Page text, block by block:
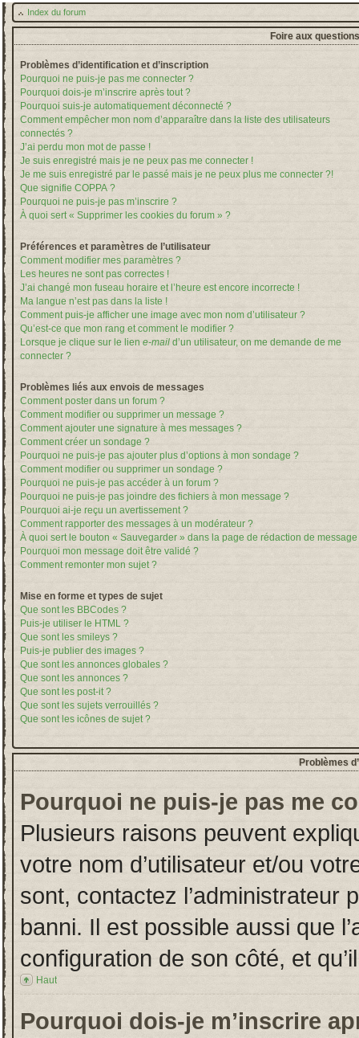
Index du forum
Foire aux
Problèmes d’identification et d’inscription
Pourquoi ne puis-je pas me connecter ?
Pourquoi dois-je m’inscrire après tout ?
Pourquoi suis-je automatiquement déconnecté ?
Comment empêcher mon nom d’apparaître dans la liste des utilisateurs
connectés ?
J’ai perdu mon mot de passe !
Je suis enregistré mais je ne peux pas me connecter !
Je me suis enregistré par le passé mais je ne peux plus me connecter ?!
Que signifie COPPA ?
Pourquoi ne puis-je pas m’inscrire ?
À quoi sert « Supprimer les cookies du forum » ?
Préférences et paramètres de l’utilisateur
Comment modifier mes paramètres ?
Les heures ne sont pas correctes !
J’ai changé mon fuseau horaire et l’heure est encore incorrecte !
Ma langue n’est pas dans la liste !
Comment puis-je afficher une image avec mon nom d’utilisateur ?
Qu’est-ce que mon rang et comment le modifier ?
Lorsque je clique sur le lien e-mail d’un utilisateur, on me demande de me
connecter ?
Problèmes liés aux envois de messages
Comment poster dans un forum ?
Comment modifier ou supprimer un message ?
Comment ajouter une signature à mes messages ?
Comment créer un sondage ?
Pourquoi ne puis-je pas ajouter plus d’options à mon sondage ?
Comment modifier ou supprimer un sondage ?
Pourquoi ne puis-je pas accéder à un forum ?
Pourquoi ne puis-je pas joindre des fichiers à mon message ?
Pourquoi ai-je reçu un avertissement ?
Comment rapporter des messages à un modérateur ?
À quoi sert le bouton « Sauvegarder » dans la page de rédaction de message
Pourquoi mon message doit être validé ?
Comment remonter mon sujet ?
Mise en forme et types de sujet
Que sont les BBCodes ?
Puis-je utiliser le HTML ?
Que sont les smileys ?
Puis-je publier des images ?
Que sont les annonces globales ?
Que sont les annonces ?
Que sont les post-it ?
Que sont les sujets verrouillés ?
Que sont les icônes de sujet ?
Problèmes
Pourquoi ne puis-je pas me
Plusieurs raisons peuvent
votre nom d’utilisateur et/ou
sont, contactez l’administrateur
banni. Il est possible aussi que
configuration de son côté, et
Haut
Pourquoi dois-je m’inscrire